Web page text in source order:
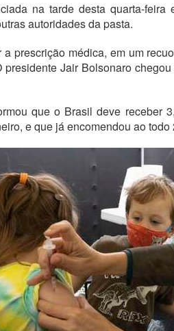
na tarde desta quarta-
autoridades da pasta.
prescrição médica, em um
Jair Bolsonaro
que o Brasil deve receber
e que já encomendou ao